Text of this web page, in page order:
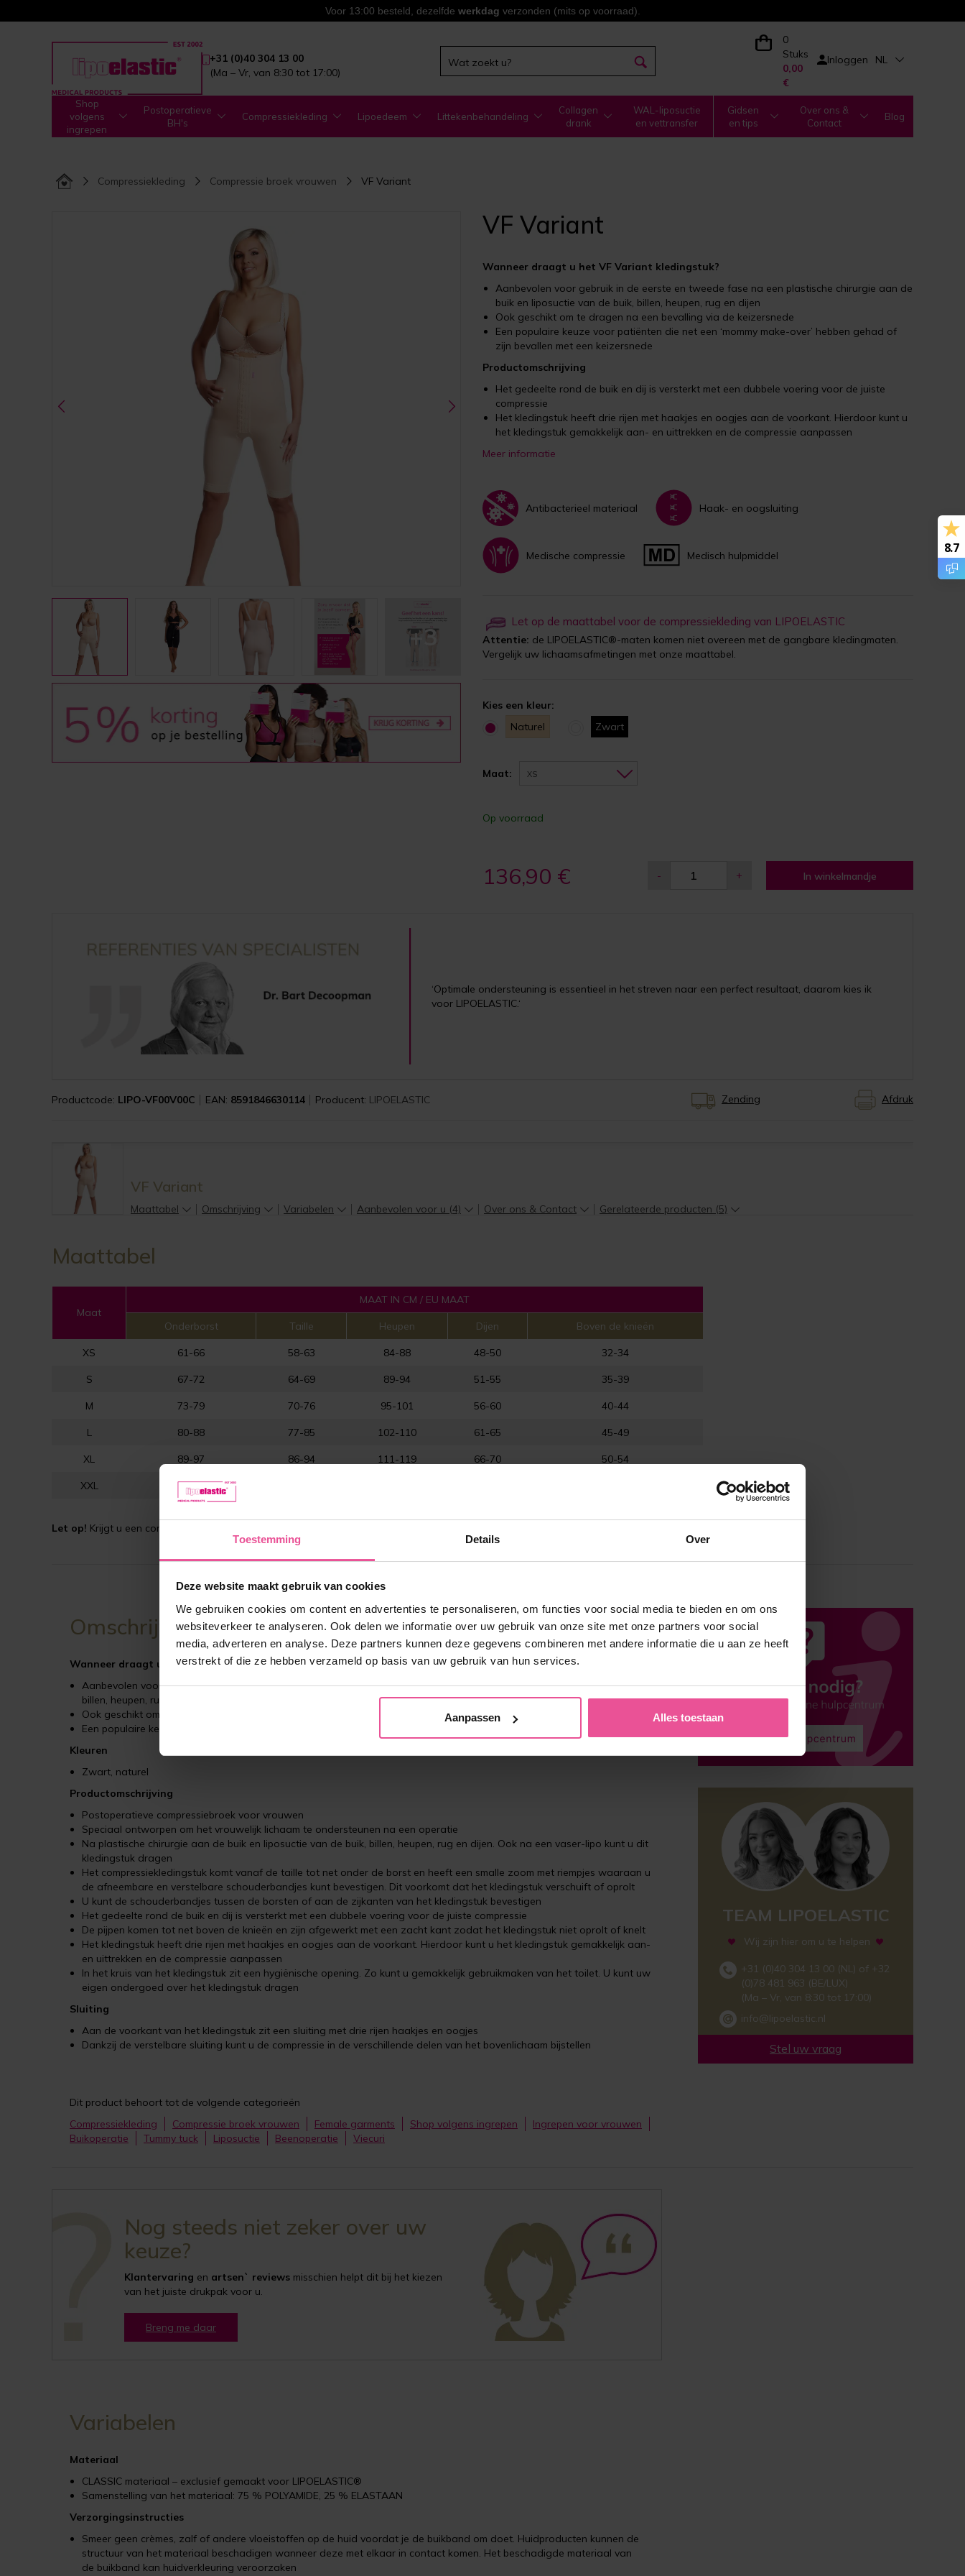
Toestemming Details Over
Deze website maakt gebruik van cookies
We gebruiken cookies om content en advertenties te personaliseren, om functies voor social media te bieden en om ons
websiteverkeer te analyseren. Ook delen we informatie over uw gebruik van onze site met onze partners voor social
media, adverteren en analyse. Deze partners kunnen deze gegevens combineren met andere informatie die u aan ze heeft
verstrekt of die ze hebben verzameld op basis van uw gebruik van hun services.
Aanpassen Alles toestaan
Voor 13:00 besteld, dezelfde werkdag verzonden (mits op voorraad).
+31 (0)40 304 13 00
(Ma – Vr, van 8:30 tot 17:00)
0
Stuks
0,00
€
Inloggen NL
Shop
volgens
ingrepen
Postoperatieve
BH's
Compressiekleding Lipoedeem Littekenbehandeling
Collagen
drank
WAL-liposuctie
en vettransfer
Gidsen
en tips
Over ons &
Contact
Blog
Compressiekleding Compressie broek vrouwen VF Variant
+3
VF Variant
Wanneer draagt u het VF Variant kledingstuk?
Aanbevolen voor gebruik in de eerste en tweede fase na een plastische chirurgie aan de
buik en liposuctie van de buik, billen, heupen, rug en dijen
Ook geschikt om te dragen na een bevalling via de keizersnede
Een populaire keuze voor patiënten die net een ‘mommy make-over’ hebben gehad of
zijn bevallen met een keizersnede
Productomschrijving
Het gedeelte rond de buik en dij is versterkt met een dubbele voering voor de juiste
compressie
Het kledingstuk heeft drie rijen met haakjes en oogjes aan de voorkant. Hierdoor kunt u
het kledingstuk gemakkelijk aan- en uittrekken en de compressie aanpassen
Meer informatie
Antibacterieel materiaal Haak- en oogsluiting
Medische compressie Medisch hulpmiddel
Let op de maattabel voor de compressiekleding van LIPOELASTIC
Attentie: de LIPOELASTIC®-maten komen niet overeen met de gangbare kledingmaten.
Vergelijk uw lichaamsafmetingen met onze maattabel.
Kies een kleur:
Naturel
Zwart
Maat: XS
Op voorraad
136,90 € - + In winkelmandje
‘Optimale ondersteuning is essentieel in het streven naar een perfect resultaat, daarom kies ik
voor LIPOELASTIC.‘
Productcode: LIPO-VF00V00C EAN: 8591846630114 Producent: LIPOELASTIC Zending Afdruk
VF Variant
Maattabel Omschrijving Variabelen Aanbevolen voor u (4) Over ons & Contact Gerelateerde producten (5)
Maattabel
Maat
MAAT IN CM / EU MAAT
Onderborst Taille Heupen Dijen Boven de knieën
XS 61-66 58-63 84-88 48-50 32-34
S 67-72 64-69 89-94 51-55 35-39
M 73-79 70-76 95-101 56-60 40-44
L 80-88 77-85 102-110 61-65 45-49
XL 89-97 86-94 111-119 66-70 50-54
XXL 98-106
Let op! Krijgt u een correctie? Raadpleeg altijd eerst uw arts voor de juiste maat.
Omschrijving
Wanneer draagt u het VF Variant kledingstuk?
Aanbevolen voor gebruik in de eerste en tweede fase na een plastische chirurgie aan de buik en liposuctie van de buik,
billen, heupen, rug en dijen
Ook geschikt om te dragen na een bevalling via de keizersnede
Een populaire keuze voor patiënten die net een ‘mommy make-over’ hebben gehad of zijn bevallen met een keizersnede
Kleuren
Zwart, naturel
Productomschrijving
Postoperatieve compressiebroek voor vrouwen
Speciaal ontworpen om het vrouwelijk lichaam te ondersteunen na een operatie
Na plastische chirurgie aan de buik en liposuctie van de buik, billen, heupen, rug en dijen. Ook na een vaser-lipo kunt u dit
kledingstuk dragen
Het compressiekledingstuk komt vanaf de taille tot net onder de borst en heeft een smalle zoom met riempjes waaraan u
de afneembare en verstelbare schouderbandjes kunt bevestigen. Dit voorkomt dat het kledingstuk verschuift of oprolt
U kunt de schouderbandjes tussen de borsten of aan de zijkanten van het kledingstuk bevestigen
Het gedeelte rond de buik en dij is versterkt met een dubbele voering voor de juiste compressie
De pijpen komen tot net boven de knieën en zijn afgewerkt met een zacht kant zodat het kledingstuk niet oprolt of knelt
Het kledingstuk heeft drie rijen met haakjes en oogjes aan de voorkant. Hierdoor kunt u het kledingstuk gemakkelijk aan-
en uittrekken en de compressie aanpassen
In het kruis van het kledingstuk zit een hygiënische opening. Zo kunt u gemakkelijk gebruikmaken van het toilet. U kunt uw
eigen ondergoed over het kledingstuk dragen
Sluiting
Aan de voorkant van het kledingstuk zit een sluiting met drie rijen haakjes en oogjes
Dankzij de verstelbare sluiting kunt u de compressie in de verschillende delen van het bovenlichaam bijstellen
Dit product behoort tot de volgende categorieën
Compressiekleding
Compressie broek vrouwen Female garments Shop volgens ingrepen
Ingrepen voor vrouwen
Buikoperatie
Tummy tuck Liposuctie Beenoperatie Viecuri
TEAM LIPOELASTIC
Wij zijn hier om u te helpen
+31 (0)40 304 13 00 (NL) of +32
(0)78 481 963 (BE/LUX)
(Ma – Vr, van 8:30 tot 17:00)
info@lipoelastic.nl
Stel uw vraag
Nog steeds niet zeker over uw
keuze?
Klantervaring en artsen` reviews misschien helpt dit bij het kiezen
van het juiste drukpak voor u.
Breng me daar
Variabelen
Materiaal
CLASSIC materiaal – exclusief gemaakt voor LIPOELASTIC®
Samenstelling van het materiaal: 75 % POLYAMIDE, 25 % ELASTAAN
Verzorgingsinstructies
Smeer geen crèmes, zalf of andere vloeistoffen op de huid voordat je de buikband om doet. Huidproducten kunnen de
structuur van het materiaal beschadigen wanneer deze met elkaar in contact komen. Het beschadigde materiaal van
de buikband kan huidverkleuring veroorzaken
8.7